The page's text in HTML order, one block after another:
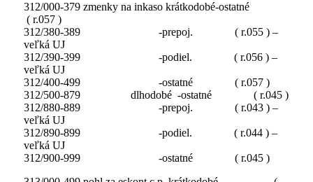
312/000-379 zmenky na inkaso krátkodobé-ostatné
( r.057 )
312/380-389 -prepoj. ( r.055 ) –
veľká UJ
312/390-399 -podiel. ( r.056 ) –
veľká UJ
312/400-499 -ostatné ( r.057 )
312/500-879 dlhodobé -ostatné ( r.045 )
312/880-889 -prepoj. ( r.043 ) –
veľká UJ
312/890-899 -podiel. ( r.044 ) –
veľká UJ
312/900-999 -ostatné ( r.045 )